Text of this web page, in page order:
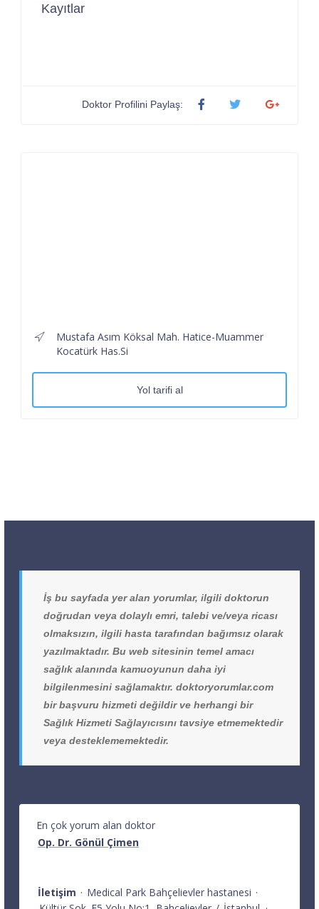
Kayıtlar
Doktor Profilini Paylaş:
Mustafa Asım Köksal Mah. Hatice-Muammer
Kocatürk Has.Si
Yol tarifi al
İş bu sayfada yer alan yorumlar, ilgili doktorun
doğrudan veya dolaylı emri, talebi ve/veya ricası
olmaksızın, ilgili hasta tarafından bağımsız olarak
yazılmaktadır. Bu web sitesinin temel amacı
sağlık alanında kamuoyunun daha iyi
bilgilenmesini sağlamaktır. doktoryorumlar.com
bir başvuru hizmeti değildir ve herhangi bir
Sağlık Hizmeti Sağlayıcısını tavsiye etmemektedir
veya desteklememektedir.
En çok yorum alan doktor
Op. Dr. Gönül Çimen
İletişim · Medical Park Bahçelievler hastanesi ·